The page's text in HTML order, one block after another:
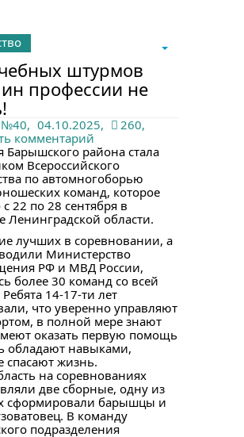
штурмов
профессии не
№40, 04.10.2025,
260,
комментарий
Барышского района стала
Всероссийского
по автомногоборью
команд, которое
22 по 28 сентября в
Ленинградской области.
лучших в соревновании, а
Министерство
РФ и МВД России,
более 30 команд со всей
14-17-ти лет
что уверенно управляют
в полной мере знают
оказать первую помощь
обладают навыками,
спасают жизнь.
на соревнованиях
две сборные, одну из
сформировали барышцы и
В команду
подразделения